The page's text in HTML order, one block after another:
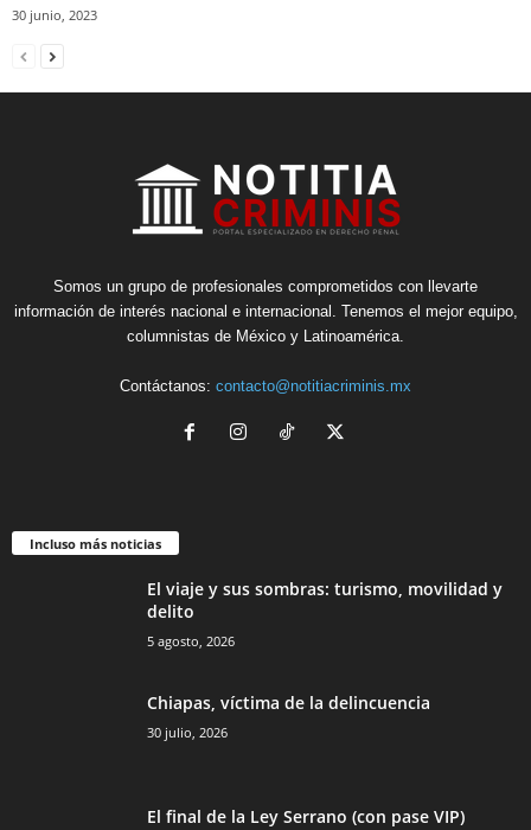
30 junio, 2023
Somos un grupo de profesionales comprometidos con llevarte
información de interés nacional e internacional. Tenemos el mejor equipo,
columnistas de México y Latinoamérica.
Contáctanos: contacto@notitiacriminis.mx
Incluso más noticias
El viaje y sus sombras: turismo, movilidad y
delito
5 agosto, 2026
Chiapas, víctima de la delincuencia
30 julio, 2026
El final de la Ley Serrano (con pase VIP)